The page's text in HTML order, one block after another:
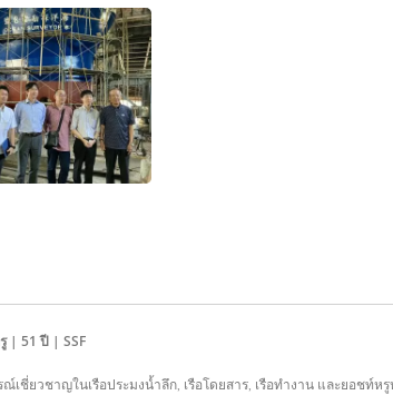
| 51 ปี | SSF
ชี่ยวชาญในเรือประมงน้ำลึก, เรือโดยสาร, เรือทำงาน และยอชท์ห